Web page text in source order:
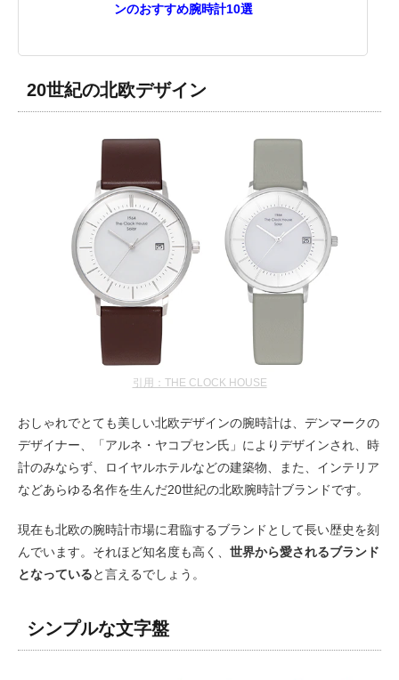
ンのおすすめ腕時計10選
20世紀の北欧デザイン
引用：THE CLOCK HOUSE
おしゃれでとても美しい北欧デザインの腕時計は、デンマークの
デザイナー、「アルネ・ヤコプセン氏」によりデザインされ、時
計のみならず、ロイヤルホテルなどの建築物、また、インテリア
などあらゆる名作を生んだ20世紀の北欧腕時計ブランドです。
現在も北欧の腕時計市場に君臨するブランドとして長い歴史を刻
んでいます。それほど知名度も高く、 世界から愛されるブランド
となっていると言えるでしょう。
シンプルな文字盤